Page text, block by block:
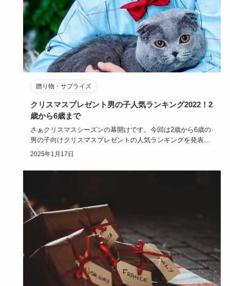
贈り物・サプライズ
クリスマスプレゼント男の子人気ランキング2022！2
歳から6歳まで
さぁクリスマスシーズンの幕開けです。今回は2歳から6歳の
男の子向けクリスマスプレゼントの人気ランキングを発表。
これさえ押さ…
2025年1月17日